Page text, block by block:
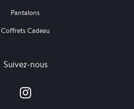
Pantalons
Coffrets Cadeau
Suivez-nous